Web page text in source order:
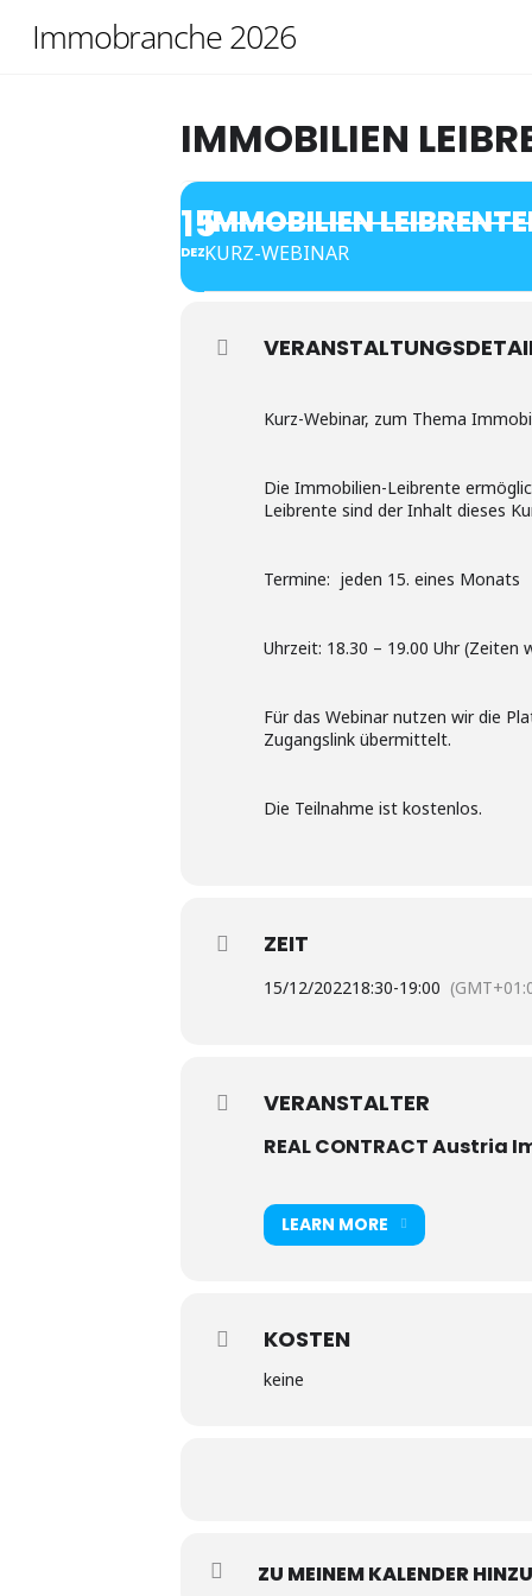
Immobranche 2026
IMMOBILIEN
15
DEZ.
IMMOBILIEN
KURZ-WEBINAR
Kurz-Webinar, zum Thema
Die Immobilien-Leibrente
Leibrente sind der Inhalt dieses
Termine: jeden 15. eines Monats
Uhrzeit: 18.30 – 19.00 Uhr (Zeiten
Für das Webinar nutzen wir die
Zugangslink übermittelt.
Die Teilnahme ist kostenlos.
ZEIT
15/12/202218:30-19:00
VERANSTALTER
REAL CONTRACT Austria
LEARN MORE
KOSTEN
keine
ZU MEINEM KALENDER